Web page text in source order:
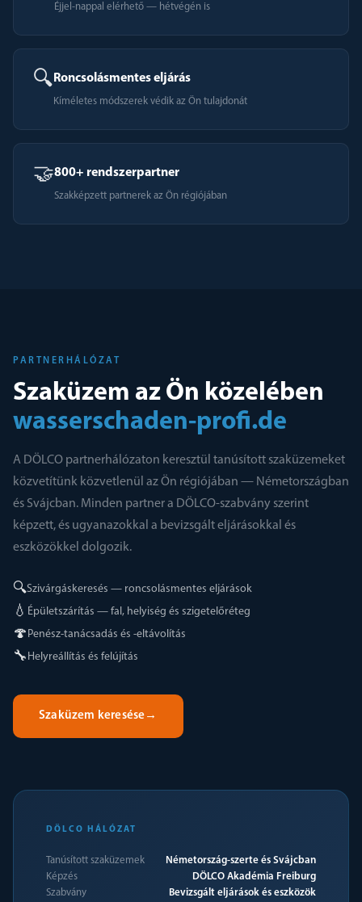
Éjjel-nappal elérhető — hétvégén is
🔍 Roncsolásmentes eljárás
Kíméletes módszerek védik az Ön tulajdonát
🤝800+ rendszerpartner
Szakképzett partnerek az Ön régiójában
PARTNERHÁLÓZAT
Szaküzem az Ön közelében
wasserschaden-profi.de
A DÖLCO partnerhálózaton keresztül tanúsított szaküzemeket
közvetítünk közvetlenül az Ön régiójában — Németországban
és Svájcban. Minden partner a DÖLCO-szabvány szerint
képzett, és ugyanazokkal a bevizsgált eljárásokkal és
eszközökkel dolgozik.
🔍Szivárgáskeresés — roncsolásmentes eljárások
💧 Épületszárítás — fal, helyiség és szigetelőréteg
🍄 Penész-tanácsadás és -eltávolítás
🔧 Helyreállítás és felújítás
Szaküzem keresése →
DÖLCO HÁLÓZAT
Tanúsított szaküzemek
Németország-szerte és Svájcban
Képzés
DÖLCO Akadémia Freiburg
Szabvány
Bevizsgált eljárások és eszközök